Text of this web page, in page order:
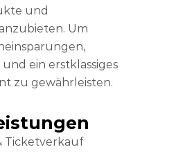
und
Um
ein erstklassiges
zu gewährleisten.
Ticketverkauf